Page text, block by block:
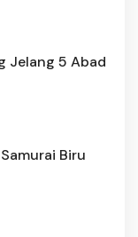
Jelang 5 Abad
Biru